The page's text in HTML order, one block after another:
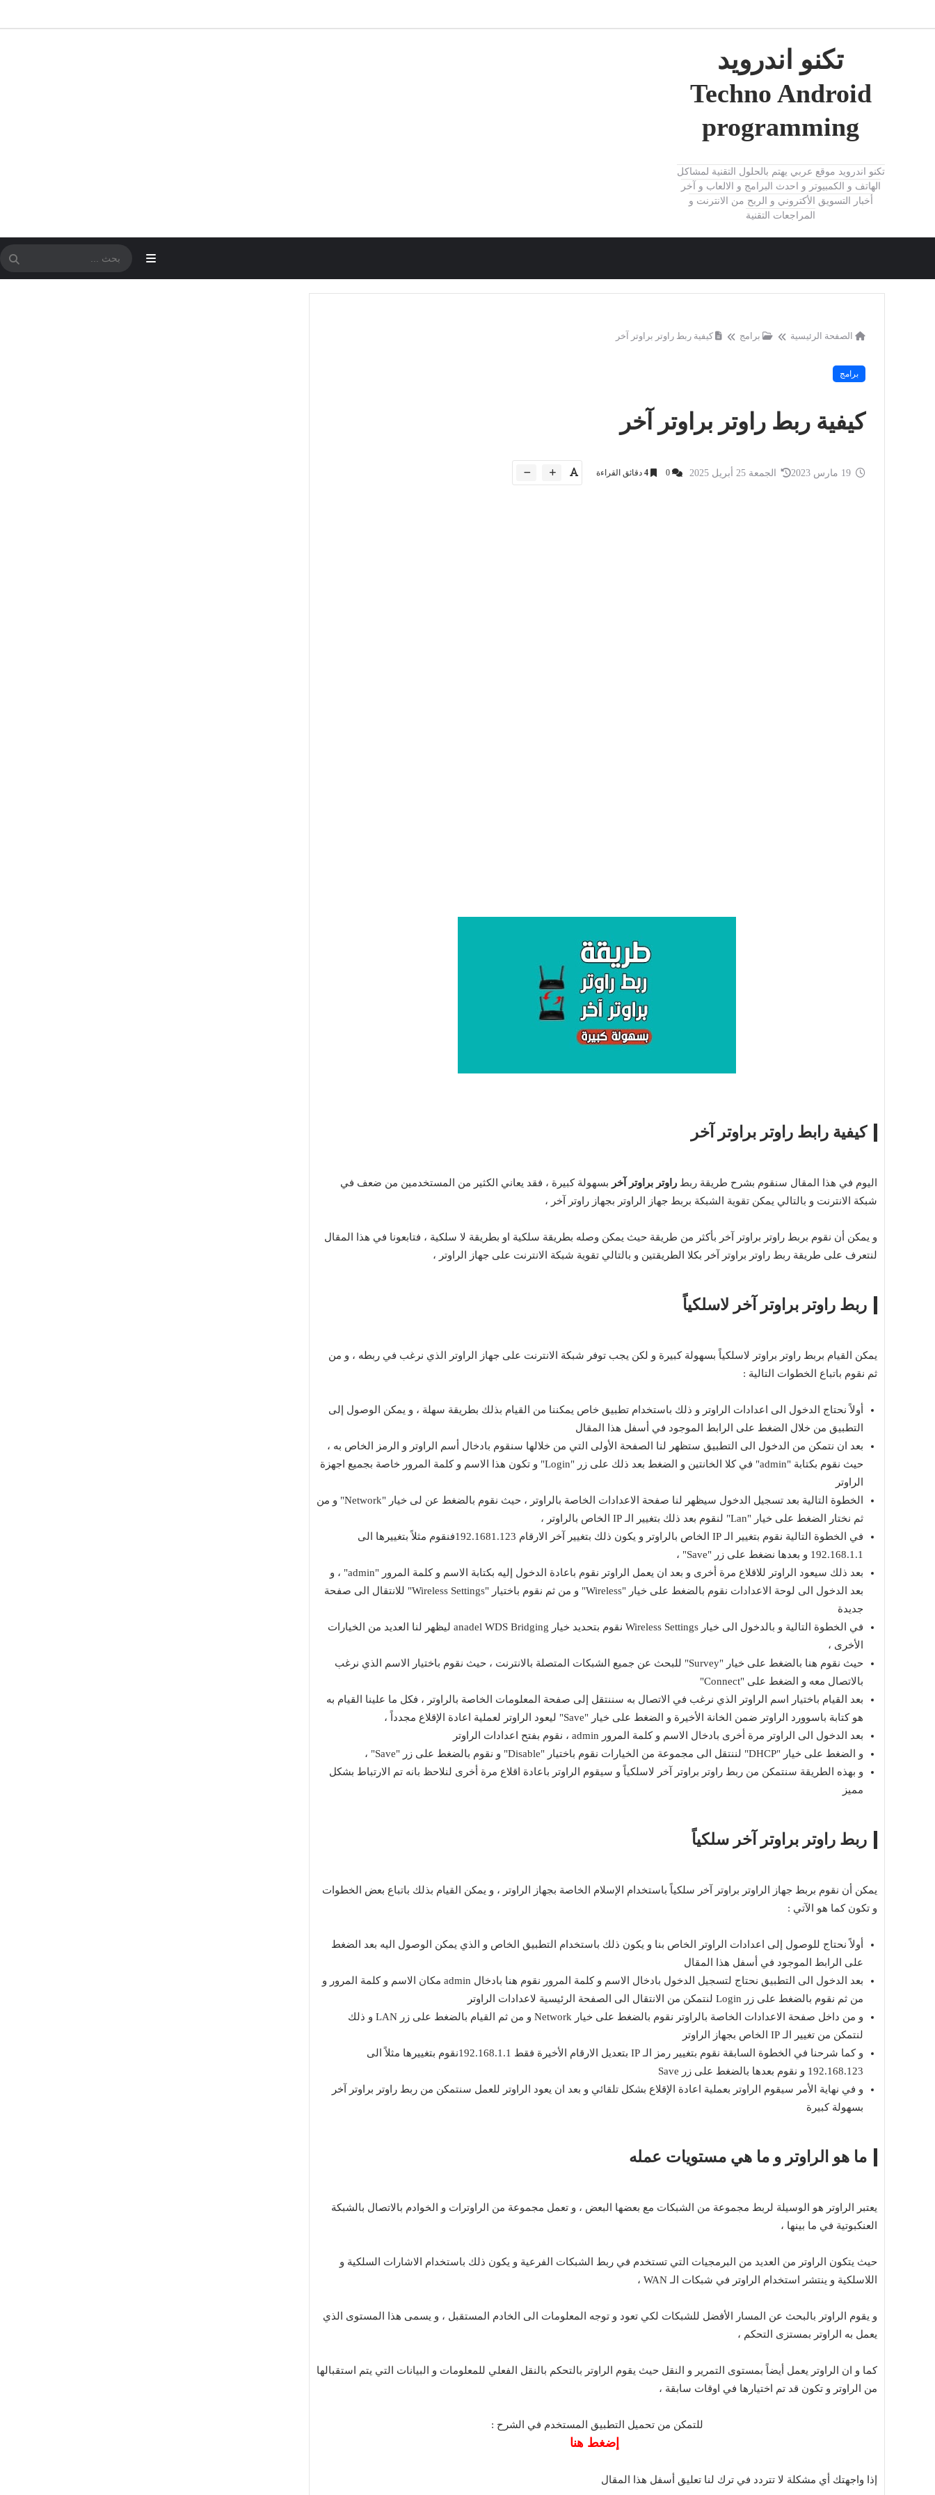
تكنو اندرويد
Techno Android
programming
تكنو اندرويد موقع عربي يهتم بالحلول التقنية لمشاكل
الهاتف و الكمبيوتر و احدث البرامج و الالعاب و آخر
أخبار التسويق الأكتروني و الربح من الانترنت و
المراجعات التقنية
الصفحة الرئيسية برامج كيفية ربط راوتر براوتر آخر
برامج
كيفية ربط راوتر براوتر آخر
الجمعة 25 أبريل 2025 0
4 دقائق القراءة
كيفية رابط راوتر براوتر آخر
اليوم في هذا المقال سنقوم بشرح طريقة ربط راوتر براوتر آخر بسهولة كبيرة ، فقد يعاني الكثير من المستخدمين من ضعف في
شبكة الانترنت و بالتالي يمكن تقوية الشبكة بربط جهاز الراوتر بجهاز راوتر آخر ،
و يمكن أن نقوم بربط راوتر براوتر آخر بأكثر من طريقة حيث يمكن وصله بطريقة سلكية او بطريقة لا سلكية ، فتابعونا في هذا المقال
لنتعرف على طريقة ربط راوتر براوتر آخر بكلا الطريقتين و بالتالي تقوية شبكة الانترنت على جهاز الراوتر ،
ربط راوتر براوتر آخر لاسلكياً
يمكن القيام بربط راوتر براوتر لاسلكياً بسهولة كبيرة و لكن يجب توفر شبكة الانترنت على جهاز الراوتر الذي نرغب في ربطه ، و من
ثم نقوم باتباع الخطوات التالية :
أولاً نحتاج الدخول الى اعدادات الراوتر و ذلك باستخدام تطبيق خاص يمكننا من القيام بذلك بطريقة سهلة ، و يمكن الوصول إلى
التطبيق من خلال الضغط على الرابط الموجود في أسفل هذا المقال
بعد ان نتمكن من الدخول الى التطبيق ستظهر لنا الصفحة الأولى التي من خلالها سنقوم بادخال أسم الراوتر و الرمز الخاص به ،
حيث نقوم بكتابة "admin" في كلا الخانتين و الضغط بعد ذلك على زر "Login" و تكون هذا الاسم و كلمة المرور خاصة بجميع اجهزة
الراوتر
الخطوة التالية بعد تسجيل الدخول سيظهر لنا صفحة الاعدادات الخاصة بالراوتر ، حيث نقوم بالضغط عن لى خيار "Network" و من
ثم نختار الضغط على خيار "Lan" لنقوم بعد ذلك بتغيير الـ IP الخاص بالراوتر ،
في الخطوة التالية نقوم بتغيير الـ IP الخاص بالراوتر و يكون ذلك بتغيير آخر الارقام 192.1681.123فنقوم مثلاً بتغييرها الى
192.168.1.1 و بعدها نضغط على زر "Save" ،
بعد ذلك سيعود الراوتر للاقلاع مرة أخرى و بعد ان يعمل الراوتر نقوم باعادة الدخول إليه بكتابة الاسم و كلمة المرور "admin" ، و
بعد الدخول الى لوحة الاعدادات نقوم بالضغط على خيار "Wireless" و من ثم نقوم باختيار "Wireless Settings" للانتقال الى صفحة
جديدة
في الخطوة التالية و بالدخول الى خيار Wireless Settings نقوم بتحديد خيار anadel WDS Bridging ليظهر لنا العديد من الخيارات
الأخرى ،
حيث نقوم هنا بالضغط على خيار "Survey" للبحث عن جميع الشبكات المتصلة بالانترنت ، حيث نقوم باختيار الاسم الذي نرغب
بالاتصال معه و الضغط على "Connect"
بعد القيام باختيار اسم الراوتر الذي نرغب في الاتصال به سننتقل إلى صفحة المعلومات الخاصة بالراوتر ، فكل ما علينا القيام به
هو كتابة باسوورد الراوتر ضمن الخانة الأخيرة و الضغط على خيار "Save" ليعود الراوتر لعملية اعادة الإقلاع مجدداً ،
بعد الدخول الى الراوتر مرة أخرى بادخال الاسم و كلمة المرور admin ، نقوم بفتح اعدادات الراوتر
و الضغط على خيار "DHCP" لننتقل الى مجموعة من الخيارات نقوم باختيار "Disable" و نقوم بالضغط على زر "Save" ،
و بهذه الطريقة سنتمكن من ربط راوتر براوتر آخر لاسلكياً و سيقوم الراوتر باعادة اقلاع مرة أخرى لنلاحظ بانه تم الارتباط بشكل
مميز
ربط راوتر براوتر آخر سلكياً
يمكن أن نقوم بربط جهاز الراوتر براوتر آخر سلكياً باستخدام الإسلام الخاصة بجهاز الراوتر ، و يمكن القيام بذلك باتباع بعض الخطوات
و تكون كما هو الآتي :
أولاً نحتاج للوصول إلى اعدادات الراوتر الخاص بنا و يكون ذلك باستخدام التطبيق الخاص و الذي يمكن الوصول اليه بعد الضغط
على الرابط الموجود في أسفل هذا المقال
بعد الدخول الى التطبيق نحتاج لتسجيل الدخول بادخال الاسم و كلمة المرور نقوم هنا بادخال admin مكان الاسم و كلمة المرور و
من ثم نقوم بالضغط على زر Login لنتمكن من الانتقال الى الصفحة الرئيسية لاعدادات الراوتر
و من داخل صفحة الاعدادات الخاصة بالراوتر نقوم بالضغط على خيار Network و من ثم القيام بالضغط على زر LAN و ذلك
لنتمكن من تغيير الـ IP الخاص بجهاز الراوتر
و كما شرحنا في الخطوة السابقة نقوم بتغيير رمز الـ IP بتعديل الارقام الأخيرة فقط 192.168.1.1نقوم بتغييرها مثلاً الى
192.168.123 و نقوم بعدها بالضغط على زر Save
و في نهاية الأمر سيقوم الراوتر بعملية اعادة الإقلاع بشكل تلقائي و بعد ان يعود الراوتر للعمل سنتمكن من ربط راوتر براوتر آخر
بسهولة كبيرة
ما هو الراوتر و ما هي مستويات عمله
يعتبر الراوتر هو الوسيلة لربط مجموعة من الشبكات مع بعضها البعض ، و تعمل مجموعة من الراوترات و الخوادم بالاتصال بالشبكة
العنكبوتية في ما بينها ،
حيث يتكون الراوتر من العديد من البرمجيات التي تستخدم في ربط الشبكات الفرعية و يكون ذلك باستخدام الاشارات السلكية و
اللاسلكية و ينتشر استخدام الراوتر في شبكات الـ WAN ،
و يقوم الراوتر بالبحث عن المسار الأفضل للشبكات لكي تعود و توجه المعلومات الى الخادم المستقبل ، و يسمى هذا المستوى الذي
يعمل به الراوتر بمستزى التحكم ،
كما و ان الراوتر يعمل أيضاً بمستوى التمرير و النقل حيث يقوم الراوتر بالتحكم بالنقل الفعلي للمعلومات و البيانات التي يتم استقبالها
من الراوتر و تكون قد تم اختيارها في اوقات سابقة ،
للتمكن من تحميل التطبيق المستخدم في الشرح :
إضغط هنا
إذا واجهتك أي مشكلة لا تتردد في ترك لنا تعليق أسفل هذا المقال